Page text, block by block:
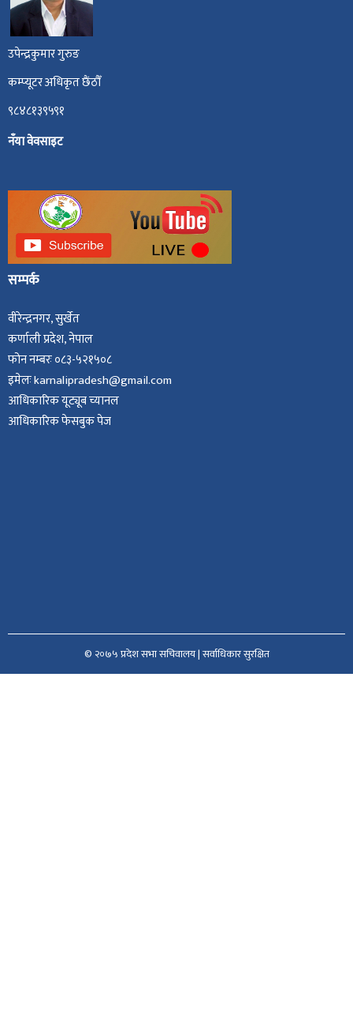
उपेन्द्रकुमार गुरुङ
कम्प्यूटर अधिकृत छैंठौँ
९८४८१३९५९१
नँया वेवसाइट
सम्पर्क
वीरेन्द्रनगर, सुर्खेत
कर्णाली प्रदेश, नेपाल
फोन नम्बरः ०८३-५२१५०८
इमेलः karnalipradesh@gmail.com
आधिकारिक यूट्यूब च्यानल
आधिकारिक फेसबुक पेज
© २०७५ प्रदेश सभा सचिवालय | सर्वाधिकार सुरक्षित